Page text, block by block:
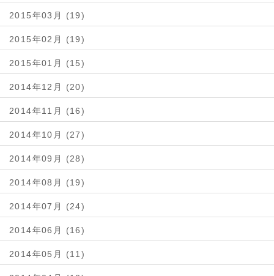
2015年03月 (19)
2015年02月 (19)
2015年01月 (15)
2014年12月 (20)
2014年11月 (16)
2014年10月 (27)
2014年09月 (28)
2014年08月 (19)
2014年07月 (24)
2014年06月 (16)
2014年05月 (11)